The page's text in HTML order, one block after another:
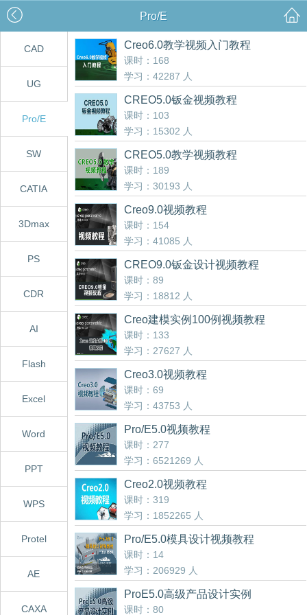
Pro/E
CAD
UG
Pro/E
SW
CATIA
3Dmax
PS
CDR
AI
Flash
Excel
Word
PPT
WPS
Protel
AE
CAXA
Creo6.0教学视频入门教程
课时：168
学习：42287 人
CREO5.0钣金视频教程
课时：103
学习：15302 人
CREO5.0教学视频教程
课时：189
学习：30193 人
Creo9.0视频教程
课时：154
学习：41085 人
CREO9.0钣金设计视频教程
课时：89
学习：18812 人
Creo建模实例100例视频教程
课时：133
学习：27627 人
Creo3.0视频教程
课时：69
学习：43753 人
Pro/E5.0视频教程
课时：277
学习：6521269 人
Creo2.0视频教程
课时：319
学习：1852265 人
Pro/E5.0模具设计视频教程
课时：14
学习：206929 人
ProE5.0高级产品设计实例
课时：80